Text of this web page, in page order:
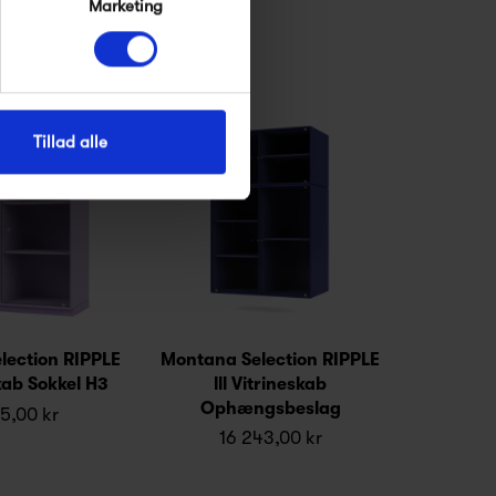
Marketing
Tillad alle
RIPPLE
Sokkel H3
kr
Montana Selection RIPPLE
lll Vitrineskab
Ophængsbeslag
16 243,00 kr